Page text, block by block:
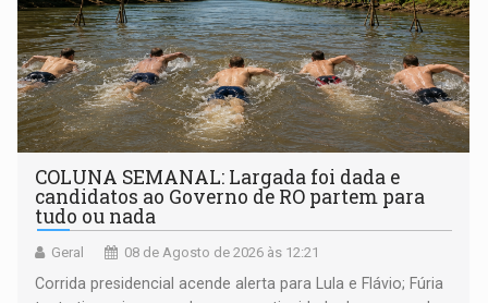
COLUNA SEMANAL: Largada foi dada e
candidatos ao Governo de RO partem para
tudo ou nada
Geral 08 de Agosto de 2026 às 12:21
Corrida presidencial acende alerta para Lula e Flávio; Fúria